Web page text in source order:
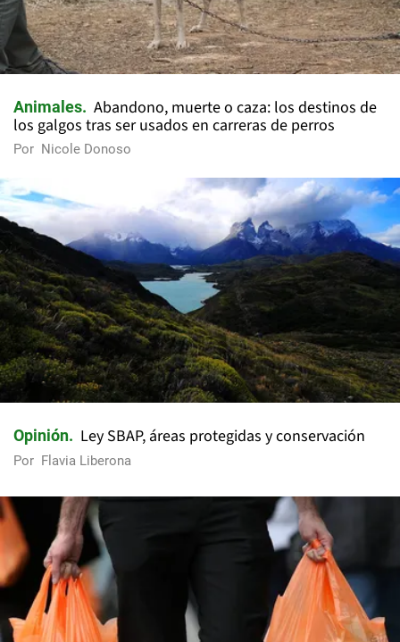
Animales
Abandono, muerte o caza: los destinos de
los galgos tras ser usados en carreras de perros
Por Nicole Donoso
Opinión Ley SBAP, áreas protegidas y conservación
Por Flavia Liberona